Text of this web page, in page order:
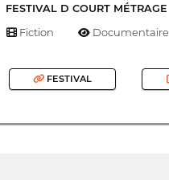
FESTIVAL D COURT MÉTRAGE
Fiction Documentaire
FESTIVAL